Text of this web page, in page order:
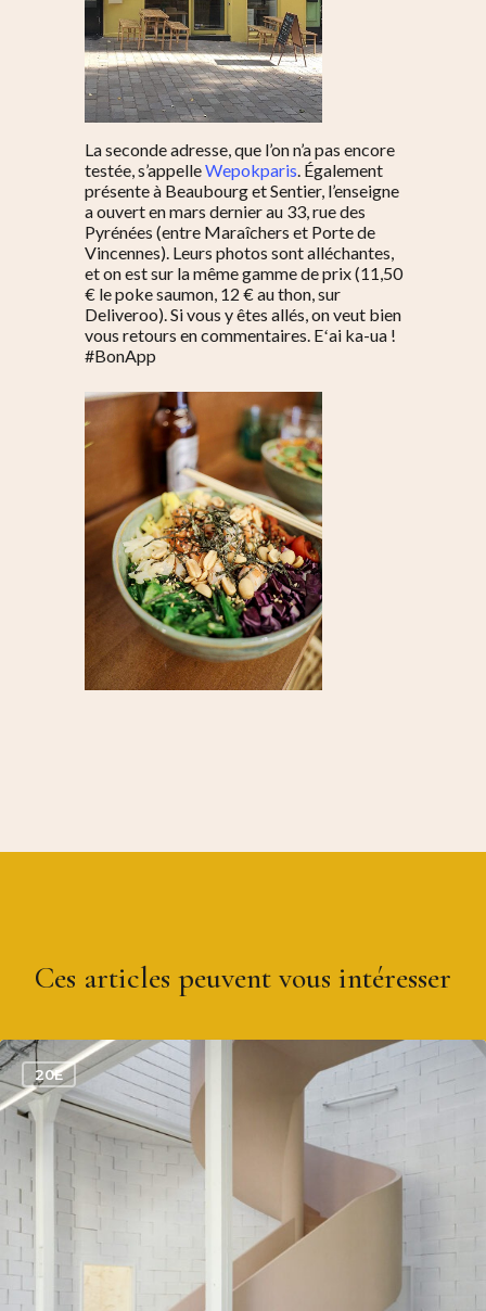
La seconde adresse, que l’on n’a pas encore
testée, s’appelleWepokparis. Également
présente à Beaubourg et Sentier, l’enseigne
a ouvert en mars dernier au 33, rue des
Pyrénées (entre Maraîchers et Porte de
Vincennes). Leurs photos sont alléchantes,
et on est sur la même gamme de prix (11,50
€ le poke saumon, 12 € au thon, sur
Deliveroo). Si vous y êtes allés, on veut bien
vous retours en commentaires. Eʻai ka-ua !
#BonApp
Ces articles peuvent vous intéresser
20E
0